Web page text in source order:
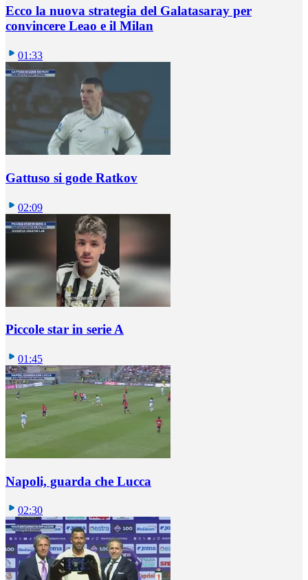
Ecco la nuova strategia del Galatasaray per
convincere Leao e il Milan
01:33
Gattuso si gode Ratkov
02:09
Piccole star in serie A
01:45
Napoli, guarda che Lucca
02:30